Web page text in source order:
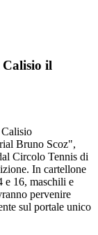
il
Bruno Scoz",
Circolo Tennis di
In cartellone
e 16, maschili e
pervenire
sul portale unico